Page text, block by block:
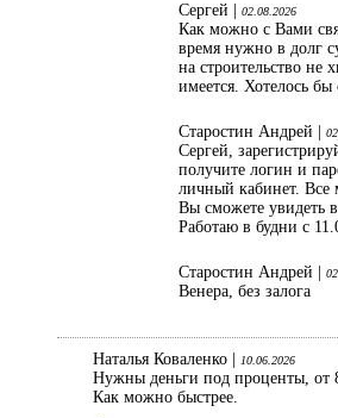
Сергей | 02.08.2026
Как можно с Вами
время нужно в долг
на строительство не
имеется. Хотелось бы
Старостин Андрей |
Сергей,
получите логин и
личный кабинет. Все
Вы сможете увидеть
Работаю в будни с
Старостин Андрей |
Венера, без залога
Наталья Коваленко | 10.06.2026
Нужны деньги под проценты, от
Как можно быстрее.